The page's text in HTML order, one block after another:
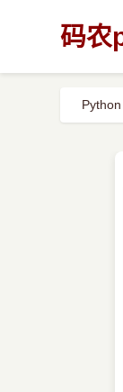
码农
Python